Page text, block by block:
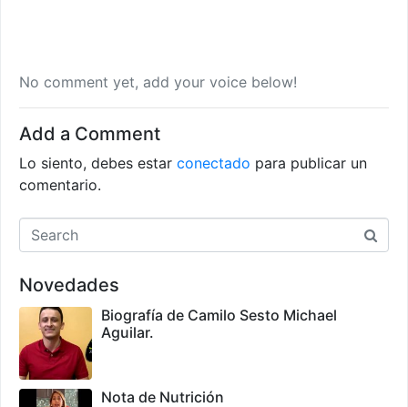
No comment yet, add your voice below!
Add a Comment
Lo siento, debes estar conectado para publicar un
comentario.
Novedades
Biografía de Camilo Sesto Michael
Aguilar.
Nota de Nutrición